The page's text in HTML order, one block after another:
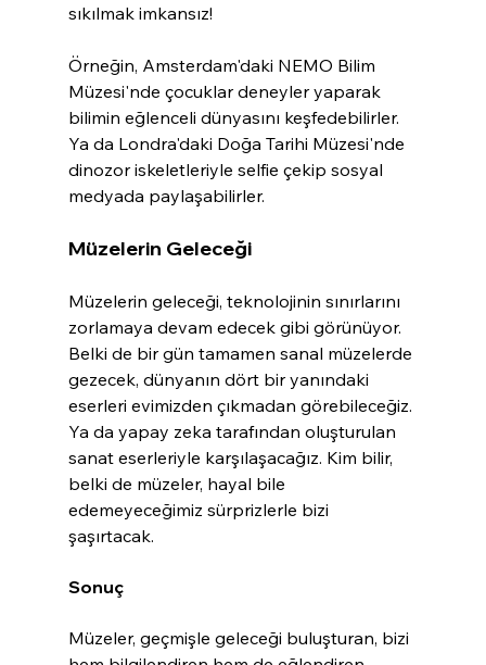
sıkılmak imkansız!
Örneğin, Amsterdam'daki NEMO Bilim
Müzesi'nde çocuklar deneyler yaparak
bilimin eğlenceli dünyasını keşfedebilirler.
Ya da Londra'daki Doğa Tarihi Müzesi'nde
dinozor iskeletleriyle selfie çekip sosyal
medyada paylaşabilirler.
Müzelerin Geleceği
Müzelerin geleceği, teknolojinin sınırlarını
zorlamaya devam edecek gibi görünüyor.
Belki de bir gün tamamen sanal müzelerde
gezecek, dünyanın dört bir yanındaki
eserleri evimizden çıkmadan görebileceğiz.
Ya da yapay zeka tarafından oluşturulan
sanat eserleriyle karşılaşacağız. Kim bilir,
belki de müzeler, hayal bile
edemeyeceğimiz sürprizlerle bizi
şaşırtacak.
Sonuç
Müzeler, geçmişle geleceği buluşturan, bizi